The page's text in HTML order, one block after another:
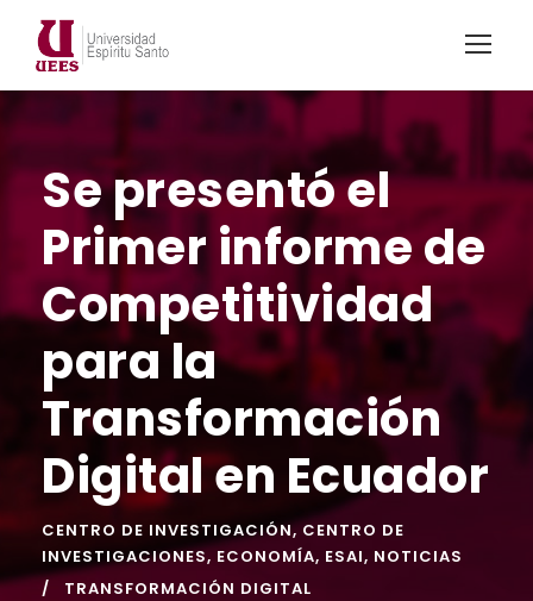
Se presentó el
Primer informe de
Competitividad
para la
Transformación
Digital en Ecuador
CENTRO DE INVESTIGACIÓN, CENTRO DE
INVESTIGACIONES, ECONOMÍA, ESAI, NOTICIAS
TRANSFORMACIÓN DIGITAL